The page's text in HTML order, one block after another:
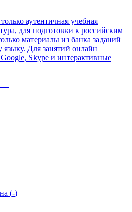
аутентичная учебная
для подготовки к российским
материалы из банка заданий
Для занятий онлайн
Skype и интерактивные
(-)